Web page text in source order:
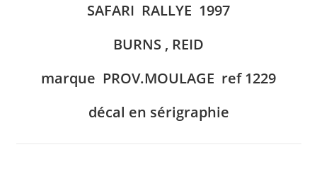
SAFARI RALLYE 1997
BURNS , REID
marque PROV.MOULAGE ref 1229
décal en sérigraphie